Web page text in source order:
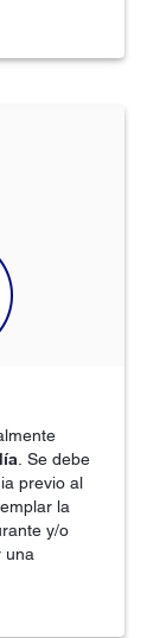
. Se debe
previo al
la
y/o
una